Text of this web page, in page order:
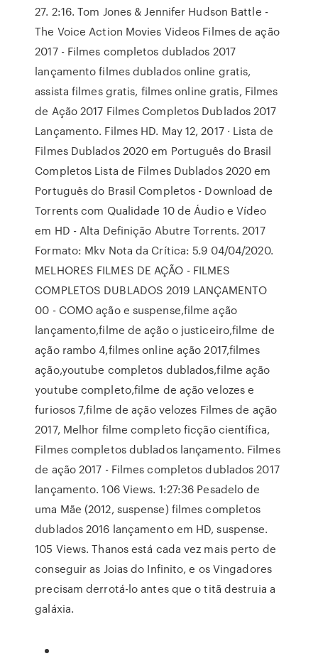
27. 2:16. Tom Jones & Jennifer Hudson Battle -
The Voice Action Movies Videos Filmes de ação
2017 - Filmes completos dublados 2017
lançamento filmes dublados online gratis,
assista filmes gratis, filmes online gratis, Filmes
de Ação 2017 Filmes Completos Dublados 2017
Lançamento. Filmes HD. May 12, 2017 · Lista de
Filmes Dublados 2020 em Português do Brasil
Completos Lista de Filmes Dublados 2020 em
Português do Brasil Completos - Download de
Torrents com Qualidade 10 de Áudio e Vídeo
em HD - Alta Definição Abutre Torrents. 2017
Formato: Mkv Nota da Crítica: 5.9 04/04/2020.
MELHORES FILMES DE AÇÃO - FILMES
COMPLETOS DUBLADOS 2019 LANÇAMENTO
00 - COMO ação e suspense,filme ação
lançamento,filme de ação o justiceiro,filme de
ação rambo 4,filmes online ação 2017,filmes
ação,youtube completos dublados,filme ação
youtube completo,filme de ação velozes e
furiosos 7,filme de ação velozes Filmes de ação
2017, Melhor filme completo ficção científica,
Filmes completos dublados lançamento. Filmes
de ação 2017 - Filmes completos dublados 2017
lançamento. 106 Views. 1:27:36 Pesadelo de
uma Mãe (2012, suspense) filmes completos
dublados 2016 lançamento em HD, suspense.
105 Views. Thanos está cada vez mais perto de
conseguir as Joias do Infinito, e os Vingadores
precisam derrotá-lo antes que o titã destruia a
galáxia.